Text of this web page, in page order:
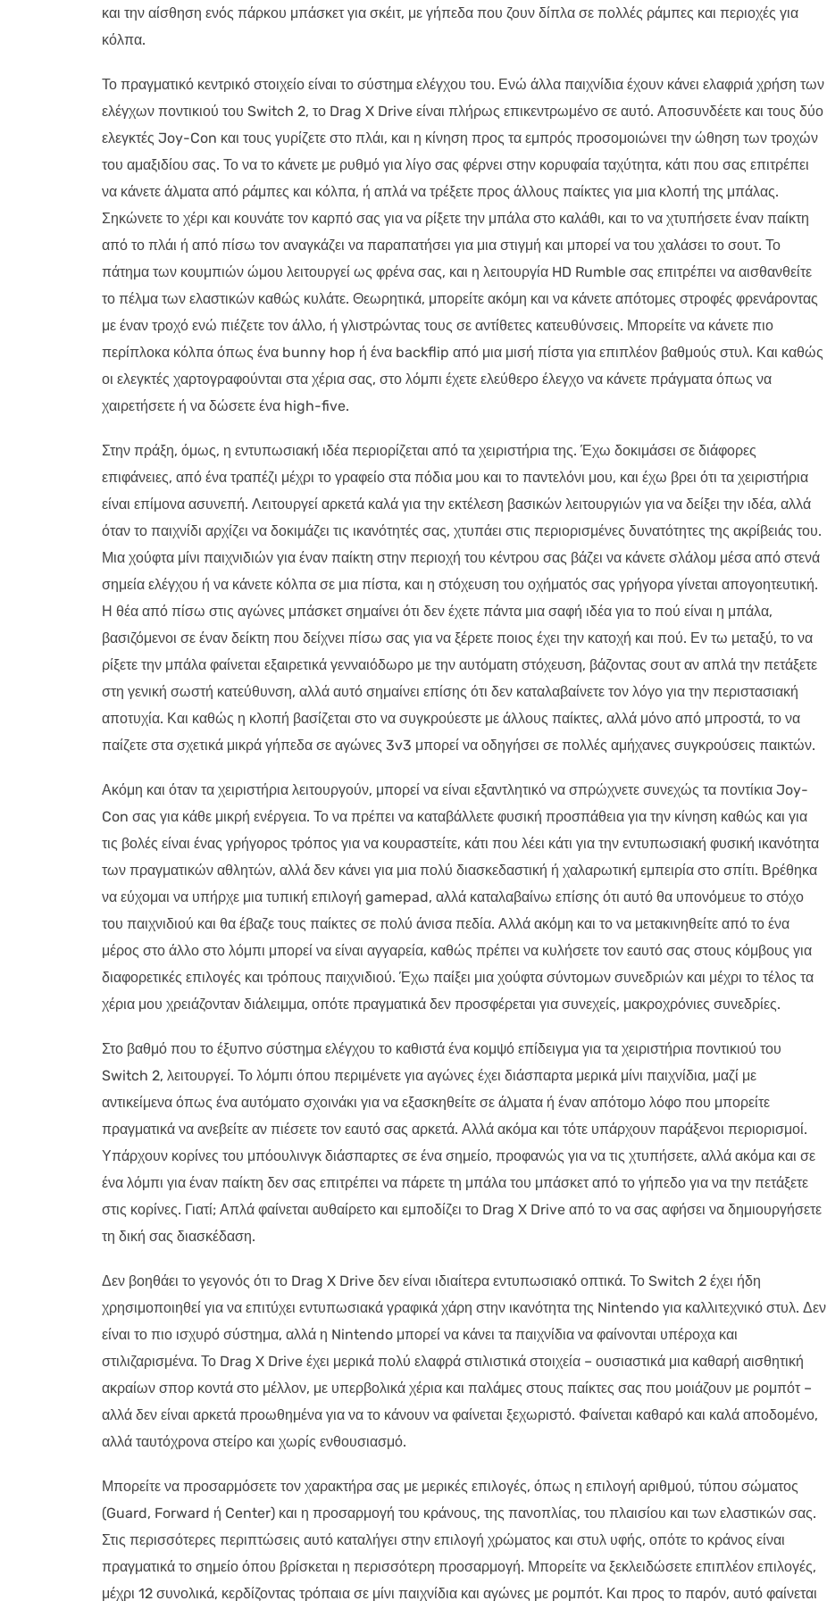
και την αίσθηση ενός πάρκου μπάσκετ για σκέιτ, με γήπεδα που ζουν δίπλα σε πολλές ράμπες και περιοχές για
κόλπα.
Το πραγματικό κεντρικό στοιχείο είναι το σύστημα ελέγχου του. Ενώ άλλα παιχνίδια έχουν κάνει ελαφριά χρήση των
ελέγχων ποντικιού του Switch 2, το Drag X Drive είναι πλήρως επικεντρωμένο σε αυτό. Αποσυνδέετε και τους δύο
ελεγκτές Joy-Con και τους γυρίζετε στο πλάι, και η κίνηση προς τα εμπρός προσομοιώνει την ώθηση των τροχών
του αμαξιδίου σας. Το να το κάνετε με ρυθμό για λίγο σας φέρνει στην κορυφαία ταχύτητα, κάτι που σας επιτρέπει
να κάνετε άλματα από ράμπες και κόλπα, ή απλά να τρέξετε προς άλλους παίκτες για μια κλοπή της μπάλας.
Σηκώνετε το χέρι και κουνάτε τον καρπό σας για να ρίξετε την μπάλα στο καλάθι, και το να χτυπήσετε έναν παίκτη
από το πλάι ή από πίσω τον αναγκάζει να παραπατήσει για μια στιγμή και μπορεί να του χαλάσει το σουτ. Το
πάτημα των κουμπιών ώμου λειτουργεί ως φρένα σας, και η λειτουργία HD Rumble σας επιτρέπει να αισθανθείτε
το πέλμα των ελαστικών καθώς κυλάτε. Θεωρητικά, μπορείτε ακόμη και να κάνετε απότομες στροφές φρενάροντας
με έναν τροχό ενώ πιέζετε τον άλλο, ή γλιστρώντας τους σε αντίθετες κατευθύνσεις. Μπορείτε να κάνετε πιο
περίπλοκα κόλπα όπως ένα bunny hop ή ένα backflip από μια μισή πίστα για επιπλέον βαθμούς στυλ. Και καθώς
οι ελεγκτές χαρτογραφούνται στα χέρια σας, στο λόμπι έχετε ελεύθερο έλεγχο να κάνετε πράγματα όπως να
χαιρετήσετε ή να δώσετε ένα high-five.
Στην πράξη, όμως, η εντυπωσιακή ιδέα περιορίζεται από τα χειριστήρια της. Έχω δοκιμάσει σε διάφορες
επιφάνειες, από ένα τραπέζι μέχρι το γραφείο στα πόδια μου και το παντελόνι μου, και έχω βρει ότι τα χειριστήρια
είναι επίμονα ασυνεπή. Λειτουργεί αρκετά καλά για την εκτέλεση βασικών λειτουργιών για να δείξει την ιδέα, αλλά
όταν το παιχνίδι αρχίζει να δοκιμάζει τις ικανότητές σας, χτυπάει στις περιορισμένες δυνατότητες της ακρίβειάς του.
Μια χούφτα μίνι παιχνιδιών για έναν παίκτη στην περιοχή του κέντρου σας βάζει να κάνετε σλάλομ μέσα από στενά
σημεία ελέγχου ή να κάνετε κόλπα σε μια πίστα, και η στόχευση του οχήματός σας γρήγορα γίνεται απογοητευτική.
Η θέα από πίσω στις αγώνες μπάσκετ σημαίνει ότι δεν έχετε πάντα μια σαφή ιδέα για το πού είναι η μπάλα,
βασιζόμενοι σε έναν δείκτη που δείχνει πίσω σας για να ξέρετε ποιος έχει την κατοχή και πού. Εν τω μεταξύ, το να
ρίξετε την μπάλα φαίνεται εξαιρετικά γενναιόδωρο με την αυτόματη στόχευση, βάζοντας σουτ αν απλά την πετάξετε
στη γενική σωστή κατεύθυνση, αλλά αυτό σημαίνει επίσης ότι δεν καταλαβαίνετε τον λόγο για την περιστασιακή
αποτυχία. Και καθώς η κλοπή βασίζεται στο να συγκρούεστε με άλλους παίκτες, αλλά μόνο από μπροστά, το να
παίζετε στα σχετικά μικρά γήπεδα σε αγώνες 3v3 μπορεί να οδηγήσει σε πολλές αμήχανες συγκρούσεις παικτών.
Ακόμη και όταν τα χειριστήρια λειτουργούν, μπορεί να είναι εξαντλητικό να σπρώχνετε συνεχώς τα ποντίκια Joy-
Con σας για κάθε μικρή ενέργεια. Το να πρέπει να καταβάλλετε φυσική προσπάθεια για την κίνηση καθώς και για
τις βολές είναι ένας γρήγορος τρόπος για να κουραστείτε, κάτι που λέει κάτι για την εντυπωσιακή φυσική ικανότητα
των πραγματικών αθλητών, αλλά δεν κάνει για μια πολύ διασκεδαστική ή χαλαρωτική εμπειρία στο σπίτι. Βρέθηκα
να εύχομαι να υπήρχε μια τυπική επιλογή gamepad, αλλά καταλαβαίνω επίσης ότι αυτό θα υπονόμευε το στόχο
του παιχνιδιού και θα έβαζε τους παίκτες σε πολύ άνισα πεδία. Αλλά ακόμη και το να μετακινηθείτε από το ένα
μέρος στο άλλο στο λόμπι μπορεί να είναι αγγαρεία, καθώς πρέπει να κυλήσετε τον εαυτό σας στους κόμβους για
διαφορετικές επιλογές και τρόπους παιχνιδιού. Έχω παίξει μια χούφτα σύντομων συνεδριών και μέχρι το τέλος τα
χέρια μου χρειάζονταν διάλειμμα, οπότε πραγματικά δεν προσφέρεται για συνεχείς, μακροχρόνιες συνεδρίες.
Στο βαθμό που το έξυπνο σύστημα ελέγχου το καθιστά ένα κομψό επίδειγμα για τα χειριστήρια ποντικιού του
Switch 2, λειτουργεί. Το λόμπι όπου περιμένετε για αγώνες έχει διάσπαρτα μερικά μίνι παιχνίδια, μαζί με
αντικείμενα όπως ένα αυτόματο σχοινάκι για να εξασκηθείτε σε άλματα ή έναν απότομο λόφο που μπορείτε
πραγματικά να ανεβείτε αν πιέσετε τον εαυτό σας αρκετά. Αλλά ακόμα και τότε υπάρχουν παράξενοι περιορισμοί.
Υπάρχουν κορίνες του μπόουλινγκ διάσπαρτες σε ένα σημείο, προφανώς για να τις χτυπήσετε, αλλά ακόμα και σε
ένα λόμπι για έναν παίκτη δεν σας επιτρέπει να πάρετε τη μπάλα του μπάσκετ από το γήπεδο για να την πετάξετε
στις κορίνες. Γιατί; Απλά φαίνεται αυθαίρετο και εμποδίζει το Drag X Drive από το να σας αφήσει να δημιουργήσετε
τη δική σας διασκέδαση.
Δεν βοηθάει το γεγονός ότι το Drag X Drive δεν είναι ιδιαίτερα εντυπωσιακό οπτικά. Το Switch 2 έχει ήδη
χρησιμοποιηθεί για να επιτύχει εντυπωσιακά γραφικά χάρη στην ικανότητα της Nintendo για καλλιτεχνικό στυλ. Δεν
είναι το πιο ισχυρό σύστημα, αλλά η Nintendo μπορεί να κάνει τα παιχνίδια να φαίνονται υπέροχα και
στιλιζαρισμένα. Το Drag X Drive έχει μερικά πολύ ελαφρά στιλιστικά στοιχεία – ουσιαστικά μια καθαρή αισθητική
ακραίων σπορ κοντά στο μέλλον, με υπερβολικά χέρια και παλάμες στους παίκτες σας που μοιάζουν με ρομπότ –
αλλά δεν είναι αρκετά προωθημένα για να το κάνουν να φαίνεται ξεχωριστό. Φαίνεται καθαρό και καλά αποδομένο,
αλλά ταυτόχρονα στείρο και χωρίς ενθουσιασμό.
Μπορείτε να προσαρμόσετε τον χαρακτήρα σας με μερικές επιλογές, όπως η επιλογή αριθμού, τύπου σώματος
(Guard, Forward ή Center) και η προσαρμογή του κράνους, της πανοπλίας, του πλαισίου και των ελαστικών σας.
Στις περισσότερες περιπτώσεις αυτό καταλήγει στην επιλογή χρώματος και στυλ υφής, οπότε το κράνος είναι
πραγματικά το σημείο όπου βρίσκεται η περισσότερη προσαρμογή. Μπορείτε να ξεκλειδώσετε επιπλέον επιλογές,
μέχρι 12 συνολικά, κερδίζοντας τρόπαια σε μίνι παιχνίδια και αγώνες με ρομπότ. Και προς το παρόν, αυτό φαίνεται